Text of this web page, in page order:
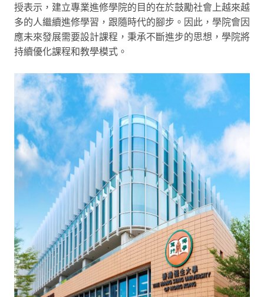
授表示，建立專業進修學院的目的在於鼓勵社會上越來越
多的人繼續進修學習，跟隨時代的腳步。因此，學院會因
應未來發展需要設計課程，秉承不斷進步的思想，學院將
持續優化課程和教學模式。